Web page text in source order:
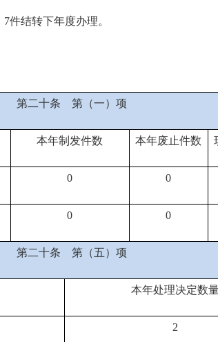
7件结转下年度办理。
第二十条 第（一）项
本年制发件数 本年废止件数
0 0
0 0
第二十条 第（五）项
本年处理决定数
2